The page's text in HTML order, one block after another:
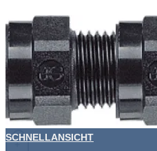
+
SCHNELLANSICHT